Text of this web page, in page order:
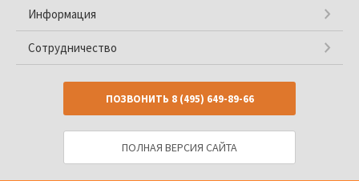
Информация
Сотрудничество
ПОЗВОНИТЬ 8 (495) 649-89-66
ПОЛНАЯ ВЕРСИЯ САЙТА